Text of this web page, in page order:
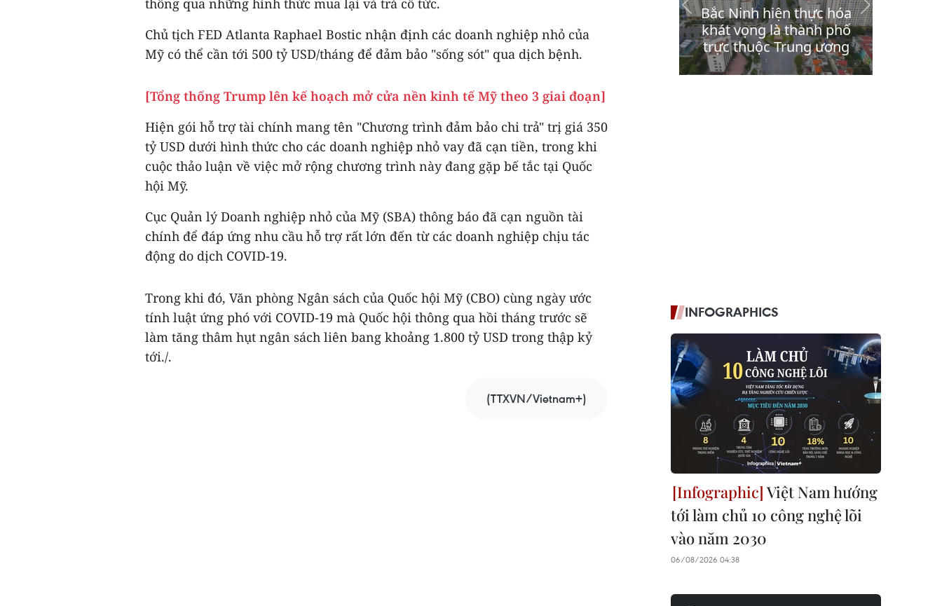
thông qua những hình thức mua lại và trả cổ tức.
Chủ tịch FED Atlanta Raphael Bostic nhận định các doanh nghiệp nhỏ của
Mỹ có thể cần tới 500 tỷ USD/tháng để đảm bảo "sống sót" qua dịch bệnh.
[Tổng thống Trump lên kế hoạch mở cửa nền kinh tế Mỹ theo 3 giai đoạn]
Hiện gói hỗ trợ tài chính mang tên "Chương trình đảm bảo chi trả" trị giá 350
tỷ USD dưới hình thức cho các doanh nghiệp nhỏ vay đã cạn tiền, trong khi
cuộc thảo luận về việc mở rộng chương trình này đang gặp bế tắc tại Quốc
hội Mỹ.
Cục Quản lý Doanh nghiệp nhỏ của Mỹ (SBA) thông báo đã cạn nguồn tài
chính để đáp ứng nhu cầu hỗ trợ rất lớn đến từ các doanh nghiệp chịu tác
động do dịch COVID-19.
Trong khi đó, Văn phòng Ngân sách của Quốc hội Mỹ (CBO) cùng ngày ước
tính luật ứng phó với COVID-19 mà Quốc hội thông qua hồi tháng trước sẽ
làm tăng thâm hụt ngân sách liên bang khoảng 1.800 tỷ USD trong thập kỷ
tới./.
(TTXVN/Vietnam+)
INFOGRAPHICS
Việt Nam hướng
tới làm chủ 10 công nghệ lõi
vào năm 2030
06/08/2026 04:38